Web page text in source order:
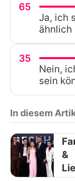
65
Ja, ich
ähnlich
35
Nein,
sein
In diesem
&